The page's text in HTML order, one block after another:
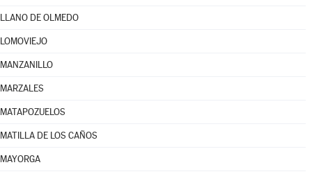
LLANO DE OLMEDO
LOMOVIEJO
MANZANILLO
MARZALES
MATAPOZUELOS
MATILLA DE LOS CAÑOS
MAYORGA